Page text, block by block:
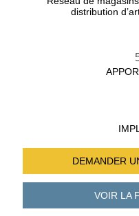
distribution
DEMANDER
VOIR LA